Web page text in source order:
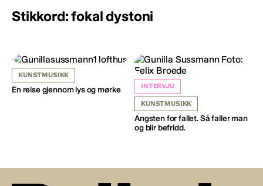
Stikkord: fokal dystoni
KUNSTMUSIKK
En reise gjennom lys og mørke INTERVJU
KUNSTMUSIKK
Angsten for fallet. Så faller man
og blir befridd.